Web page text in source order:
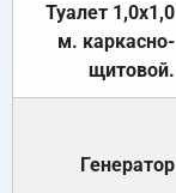
Туалет 1,0х1,0
м. каркасно-
щитовой.
Генератор